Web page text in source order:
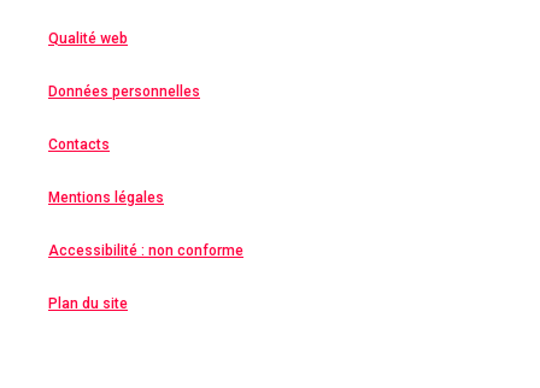
Qualité web
Données personnelles
Contacts
Mentions légales
Accessibilité : non conforme
Plan du site